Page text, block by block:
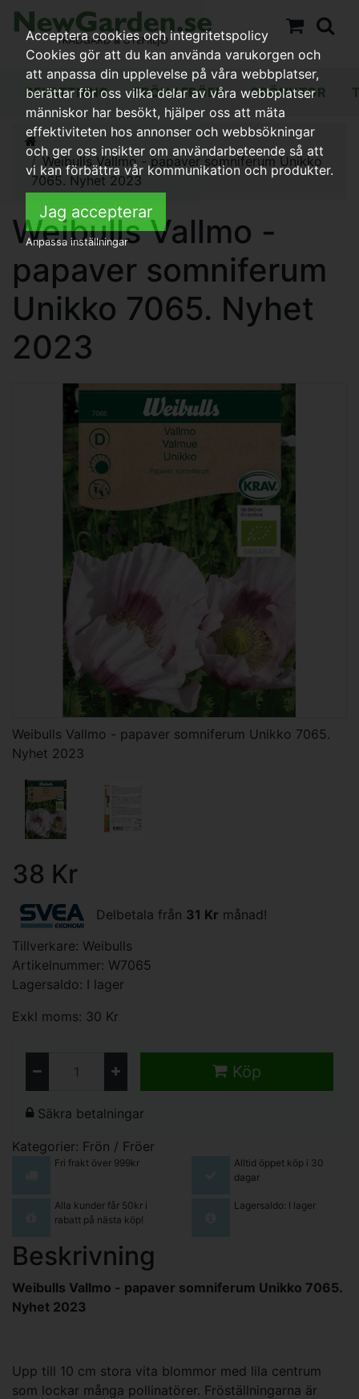
BEVATTNING FRÖN / FRÖER GRÖNYTOR
Weibulls Vallmo - papaver somniferum Unikko
7065. Nyhet 2023
Weibulls Vallmo -
papaver somniferum
Unikko 7065. Nyhet
2023
Weibulls Vallmo - papaver somniferum Unikko 7065.
Nyhet 2023
38 Kr
Delbetala från 31 Kr månad!
Tillverkare: Weibulls
Artikelnummer: W7065
Lagersaldo: I lager
Exkl moms: 30 Kr
Köp
Säkra betalningar
Kategorier: Frön / Fröer
Fri frakt över 999kr
Alltid öppet köp i 30
dagar
Alla kunder får 50kr i
rabatt på nästa köp!
Lagersaldo: I lager
Beskrivning
Weibulls Vallmo - papaver somniferum Unikko 7065.
Nyhet 2023
Upp till 10 cm stora vita blommor med lila centrum
som lockar många pollinatörer. Fröställningarna är
Acceptera cookies och integritetspolicy
Cookies gör att du kan använda varukorgen och
att anpassa din upplevelse på våra webbplatser,
berättar för oss vilka delar av våra webbplatser
människor har besökt, hjälper oss att mäta
effektiviteten hos annonser och webbsökningar
och ger oss insikter om användarbeteende så att
vi kan förbättra vår kommunikation och produkter.
Jag accepterar
Anpassa inställningar